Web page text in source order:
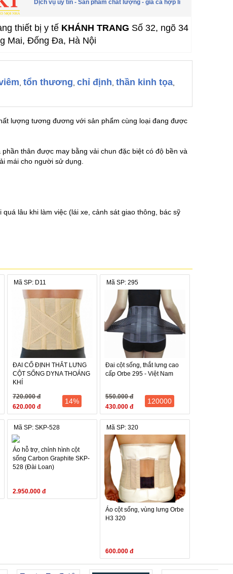
Dịch vụ uy tín - Sản phẩm chất lượng - giá cả hợp lí
thiết bị y tế KHÁNH TRANG Số 32, ngõ 34
Mai, Đống Đa, Hà Nội
, tổn thương, chỉ định, thần kinh tọa,
lượng tương đương với sản phẩm cùng loại đang được
thân được may bằng vải chun đặc biệt có độ bền và
mái cho người sử dụng.
lâu khi làm việc (lái xe, cảnh sát giao thông, bác sỹ
cùng (theo chỉ định của bác sỹ điều trị)
sản xuất khuyến cáo người sử dụng nên tới các cơ sở y
nổi đỏ da tại vùng tiếp xúc với đai thắt lưng thì ngưng sử
Mã SP: D11
ĐAI CỐ ĐỊNH THẮT LƯNG
CỘT SỐNG DYNA THOÁNG
KHÍ
720.000 đ
620.000 đ
14%
Mã SP: 295
Đai cột sống, thắt lưng cao
cấp Orbe 295 - Việt Nam
550.000 đ
430.000 đ
120000
Mã SP: SKP-528
Áo hỗ trợ, chỉnh hình cột
sống Carbon Graphite SKP-
528 (Đài Loan)
2.950.000 đ
Mã SP: 320
Áo cột sống, vùng lưng Orbe
H3 320
600.000 đ